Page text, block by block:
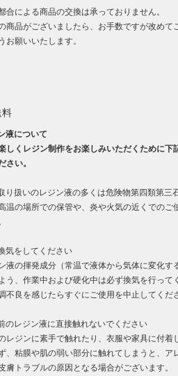
合による商品の交換は承っておりません。
商品がございましたら、お手数ですが改めて
お願いいたします。
料
液について
しくレジン制作をお楽しみいただくために下
さい。
り扱いのレジン液の多くは危険物第四類第三
温の場所での保管や、炎や火気の近くでのご
気をしてください
液の揮発成分（常温で液体から気体に変化す
う、作業中および硬化中は必ず換気を行って
不良を感じたらすぐにご使用を中止してくだ
のレジン液に直接触れないでください
レジンに素手で触れたり、衣服や家具に付着
、粘膜や肌の弱い部分に触れてしまうと、ア
膚トラブルの原因となる場合がございます。